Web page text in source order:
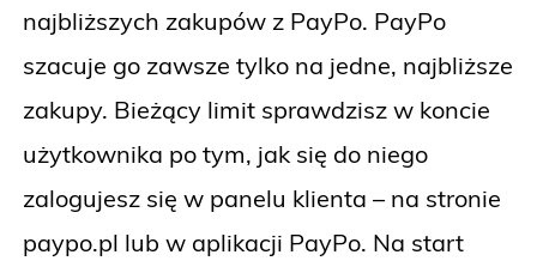
najbliższych zakupów z PayPo. PayPo
szacuje go zawsze tylko na jedne, najbliższe
zakupy. Bieżący limit sprawdzisz w koncie
użytkownika po tym, jak się do niego
zalogujesz się w panelu klienta – na stronie
paypo.pl lub w aplikacji PayPo. Na start